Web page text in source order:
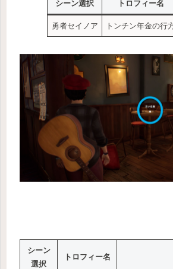
シーン選択 トロフィー名
勇者セイノア トンチン年金の行
シーン
選択
トロフィー名